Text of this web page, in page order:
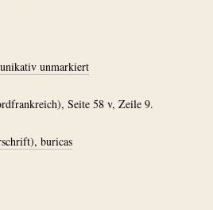
unmarkiert
Seite 58 v, Zeile 9.
buricas